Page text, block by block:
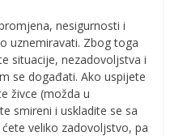
nesigurnosti i
uznemiravati. Zbog toga
situacije, nezadovoljstva i
se događati. Ako uspijete
živce (možda u
smireni i uskladite se sa
veliko zadovoljstvo, pa